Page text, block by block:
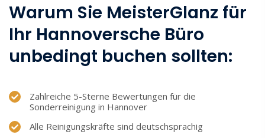
Warum Sie MeisterGlanz für
Ihr Hannoversche Büro
unbedingt buchen sollten:
Zahlreiche 5-Sterne Bewertungen für die
Sonderreinigung in Hannover
Alle Reinigungskräfte sind deutschsprachig